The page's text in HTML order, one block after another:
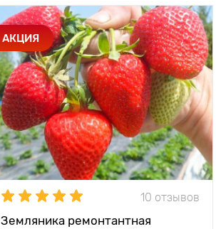
АКЦИЯ
10 отзывов
Земляника ремонтантная